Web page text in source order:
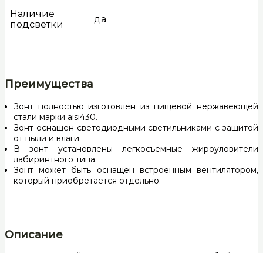
Наличие
подсветки
да
Преимущества
Зонт полностью изготовлен из пищевой нержавеющей
стали марки aisi430.
Зонт оснащен светодиодными светильниками с защитой
от пыли и влаги.
В зонт установлены легкосъемные жироуловители
лабиринтного типа.
Зонт может быть оснащен встроенным вентилятором,
который приобретается отдельно.
Описание